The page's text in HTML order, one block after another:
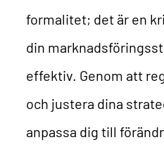
formalitet; det är en
din
effektiv. Genom att
och justera dina
anpassa dig till